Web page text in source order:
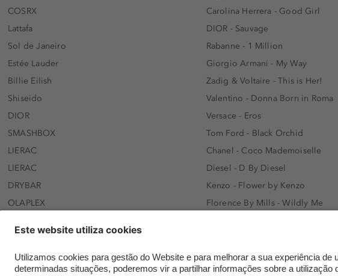
COSRX
Lattafa
Sol de Janeiro
Estée Lauder
Billie Eilish
Shiseido
DIOR
SMASHBOX
LIERAC
LIERAC
DRYBAR
OLAPLEX
ARMAF
Beauty of Joseon
Carolina Herrera - Good Girl
DIOR - Sauvage
Rabanne - 1 Million
Giorgio Armani - My Way
Zadig & Voltaire - This is Her!
Valentino - Donna Born in Roma
Versace - Eros
Tom Ford - Black Orchid
Chanel - Coco Mademoiselle
Diesel - D By Diesel
Kenzo - Flower by Kenzo
Florence By Mills - Wildly Me
Davidoff - Cool Water Men
KHLOÉ KARDASHIAN - Xo Khloè